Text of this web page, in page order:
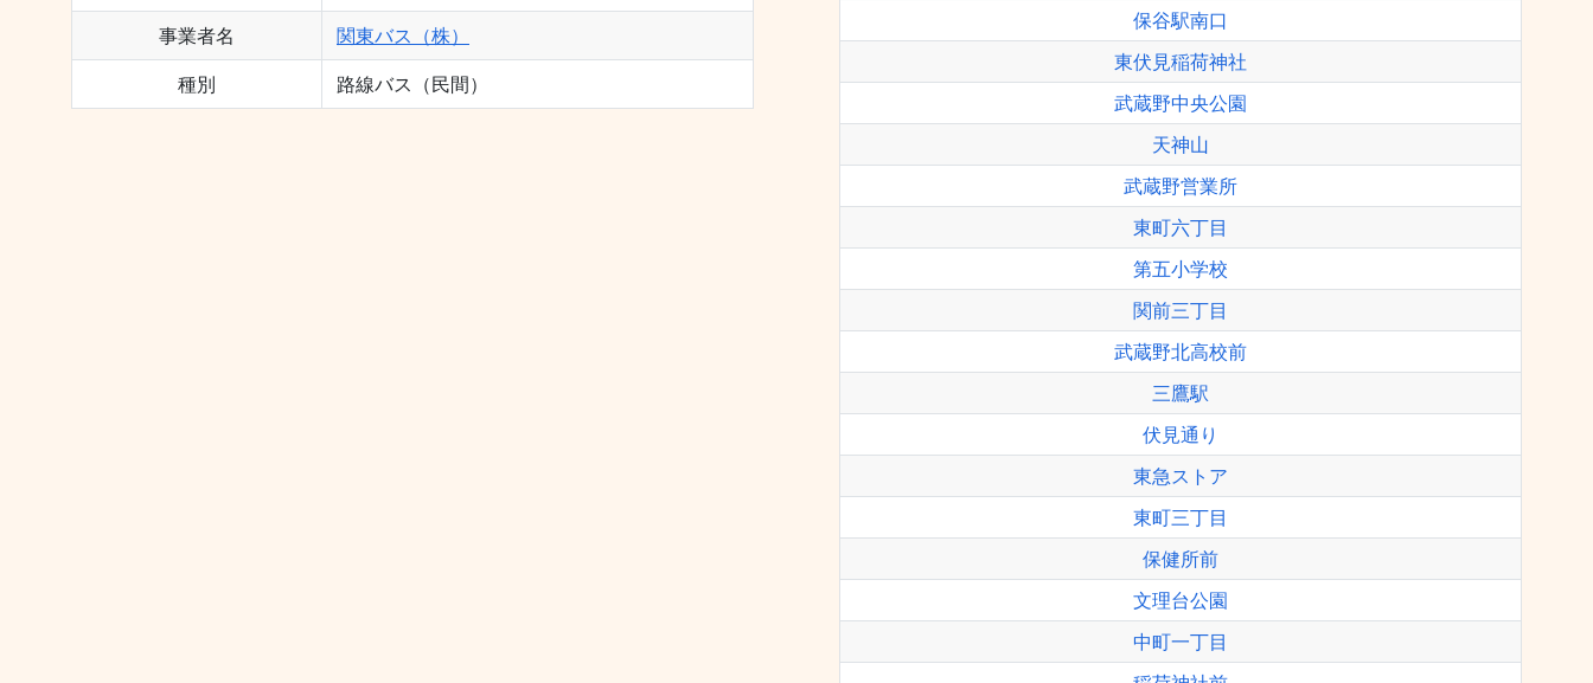
事業者名 関東バス（株）
種別 路線バス（民間）
保谷駅南口
東伏見稲荷神社
武蔵野中央公園
天神山
武蔵野営業所
東町六丁目
第五小学校
関前三丁目
武蔵野北高校前
三鷹駅
伏見通り
東急ストア
東町三丁目
保健所前
文理台公園
中町一丁目